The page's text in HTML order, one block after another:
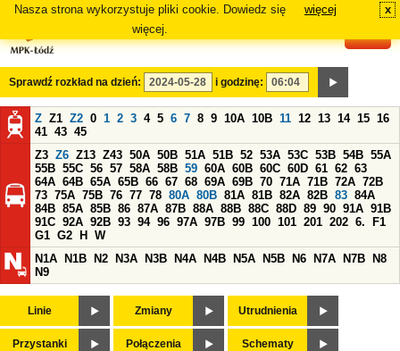
Nasza strona wykorzystuje pliki cookie. Dowiedz się
więcej.
więcej x
Sprawdź rozkład na dzień: i godzinę:
Z Z1 Z2 0 1 2 3 4 5 6 7 8 9 10A 10B 11 12 13 14 15 16
41 43 45
Z3 Z6 Z13 Z43 50A 50B 51A 51B 52 53A 53C 53B 54B 55A
55B 55C 56 57 58A 58B 59 60A 60B 60C 60D 61 62 63
64A 64B 65A 65B 66 67 68 69A 69B 70 71A 71B 72A 72B
73 75A 75B 76 77 78 80A 80B 81A 81B 82A 82B 83 84A
84B 85A 85B 86 87A 87B 88A 88B 88C 88D 89 90 91A 91B
91C 92A 92B 93 94 96 97A 97B 99 100 101 201 202 6.
F1
G1 G2 H
W
N1A
N1B N2 N3A N3B N4A N4B N5A N5B N6 N7A N7B
N8
N9
Linie Zmiany Utrudnienia
Przystanki Połączenia Schematy